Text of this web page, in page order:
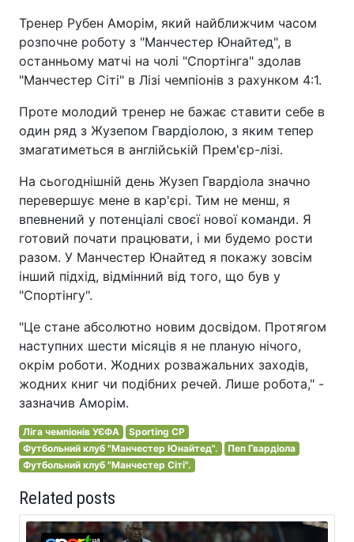
Тренер Рубен Аморім, який найближчим часом
розпочне роботу з "Манчестер Юнайтед", в
останньому матчі на чолі "Спортінга" здолав
"Манчестер Сіті" в Лізі чемпіонів з рахунком 4:1.
Проте молодий тренер не бажає ставити себе в
один ряд з Жузепом Гвардіолою, з яким тепер
змагатиметься в англійській Прем'єр-лізі.
На сьогоднішній день Жузеп Гвардіола значно
перевершує мене в кар'єрі. Тим не менш, я
впевнений у потенціалі своєї нової команди. Я
готовий почати працювати, і ми будемо рости
разом. У Манчестер Юнайтед я покажу зовсім
інший підхід, відмінний від того, що був у
"Спортінгу".
"Це стане абсолютно новим досвідом. Протягом
наступних шести місяців я не планую нічого,
окрім роботи. Жодних розважальних заходів,
жодних книг чи подібних речей. Лише робота," -
зазначив Аморім.
Ліга чемпіонів УЄФА
Sporting CP
Футбольний клуб "Манчестер Юнайтед".
Пеп Гвардіола
Футбольний клуб "Манчестер Сіті".
Related posts